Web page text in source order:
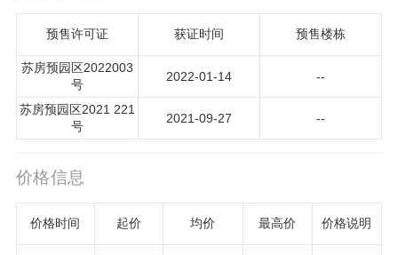
预售许可证 获证时间 预售楼栋
苏房预园区2022003
号
2022-01-14 --
苏房预园区2021 221
号
2021-09-27 --
价格信息
价格时间 起价 均价 最高价 价格说明